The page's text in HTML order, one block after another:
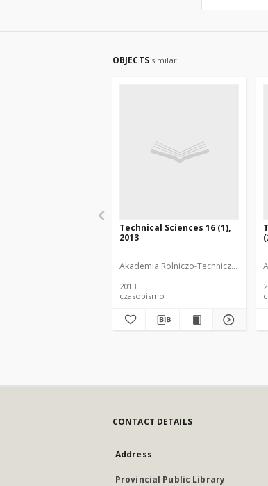
OBJECTS similar
Technical Sciences 16 (1),
2013
Akademia Rolniczo-Techniczna im.
2013
czasopismo
CONTACT DETAILS
Address
Provincial Public Library